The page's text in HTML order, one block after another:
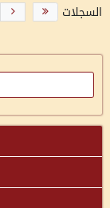
السجلات